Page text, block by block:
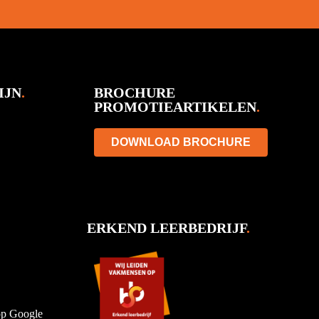
.
Google
BROCHURE
PROMOTIEARTIKELEN.
DOWNLOAD BROCHURE
ERKEND LEERBEDRIJF.